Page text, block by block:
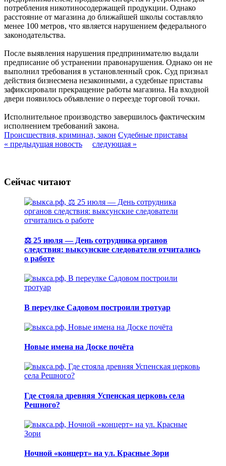
потребления никотиносодержащей продукции. Однако
расстояние от магазина до ближайшей школы составляло
менее 100 метров, что является нарушением федерального
законодательства.
После выявления нарушения предпринимателю выдали
предписание об устранении правонарушения. Однако он не
выполнил требования в установленный срок. Суд признал
действия бизнесмена незаконными, а судебные приставы
зафиксировали прекращение работы магазина. На входной
двери появилось объявление о переезде торговой точки.
Исполнительное производство завершилось фактическим
исполнением требований закона.
Происшествия, криминал, закон Судебные приставы
« предыдущая новость
следующая »
Сейчас читают
⚖️ 25 июля — День сотрудника органов
следствия: выксунские следователи отчитались
о работе
В переулке Садовом построили тротуар
Новые имена на Доске почёта
Где стояла древняя Успенская церковь села
Решного?
Ночной «концерт» на ул. Красные Зори